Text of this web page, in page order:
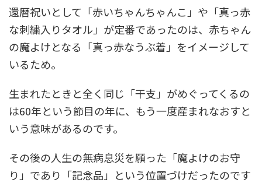
還暦祝いとして「赤いちゃんちゃんこ」や「真っ赤
な刺繍入りタオル」が定番であったのは、赤ちゃん
の魔よけとなる「真っ赤なうぶ着」をイメージして
いるため。
生まれたときと全く同じ「干支」がめぐってくるの
は60年という節目の年に、もう一度産まれなおすと
いう意味があるのです。
その後の人生の無病息災を願った「魔よけのお守
り」であり「記念品」という位置づけだったのです